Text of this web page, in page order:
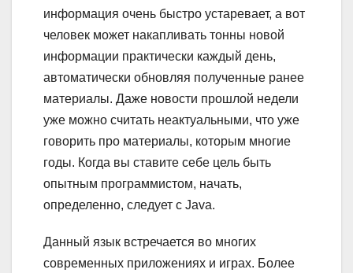
информация очень быстро устаревает, а вот
человек может накапливать тонны новой
информации практически каждый день,
автоматически обновляя полученные ранее
материалы. Даже новости прошлой недели
уже можно считать неактуальными, что уже
говорить про материалы, которым многие
годы. Когда вы ставите себе цель быть
опытным программистом, начать,
определенно, следует с Java.
Данный язык встречается во многих
современных приложениях и играх. Более